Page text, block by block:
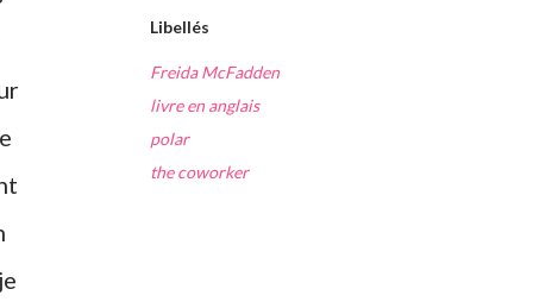
Libellés
Freida McFadden
livre en anglais
polar
the coworker